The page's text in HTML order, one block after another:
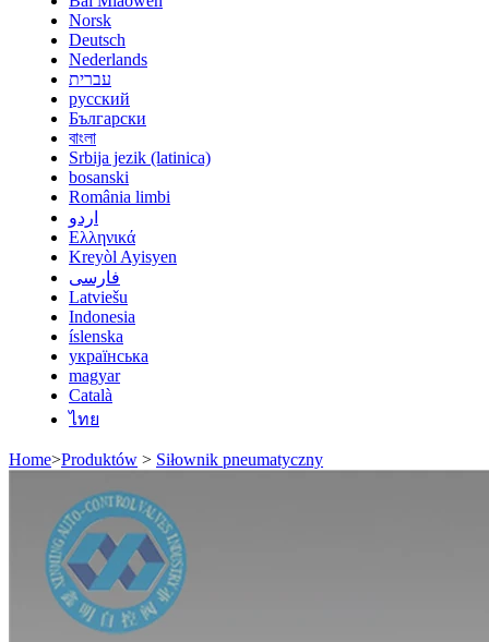
Norsk
Deutsch
Nederlands
עברית
русский
Български
বাংলা
Srbija jezik (latinica)
bosanski
România limbi
اردو
Ελληνικά
Kreyòl Ayisyen
فارسی
Latviešu
Indonesia
íslenska
українська
magyar
Català
ไทย
Home>Produktów > Siłownik pneumatyczny